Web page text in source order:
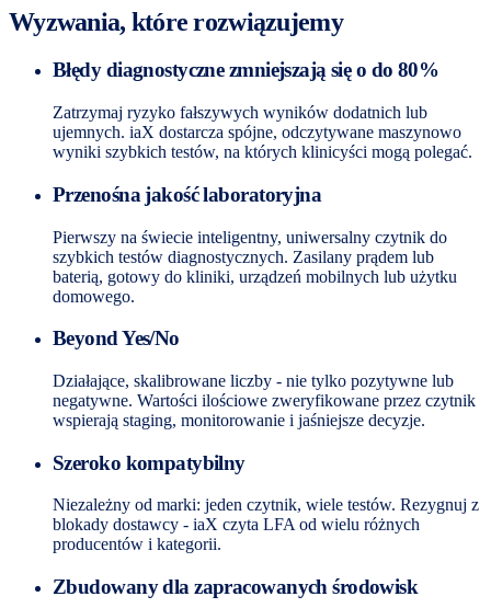
Wyzwania, które rozwiązujemy
Błędy diagnostyczne zmniejszają się o do 80%
Zatrzymaj ryzyko fałszywych wyników dodatnich lub
ujemnych. iaX dostarcza spójne, odczytywane maszynowo
wyniki szybkich testów, na których klinicyści mogą polegać.
Przenośna jakość laboratoryjna
Pierwszy na świecie inteligentny, uniwersalny czytnik do
szybkich testów diagnostycznych. Zasilany prądem lub
baterią, gotowy do kliniki, urządzeń mobilnych lub użytku
domowego.
Beyond Yes/No
Działające, skalibrowane liczby - nie tylko pozytywne lub
negatywne. Wartości ilościowe zweryfikowane przez czytnik
wspierają staging, monitorowanie i jaśniejsze decyzje.
Szeroko kompatybilny
Niezależny od marki: jeden czytnik, wiele testów. Rezygnuj z
blokady dostawcy - iaX czyta LFA od wielu różnych
producentów i kategorii.
Zbudowany dla zapracowanych środowisk